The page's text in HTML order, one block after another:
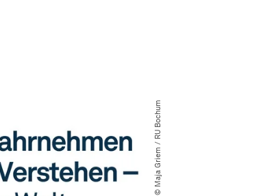
© Maja Griem ​/​ RU Bochum